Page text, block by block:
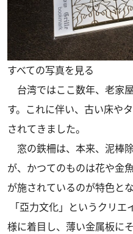
すべての写真を見る
台湾ではここ数年、老家
す。これに伴い、古い床や
されてきました。
窓の鉄柵は、本来、泥棒
が、かつてのものは花や金
が施されているのが特色と
「亞力文化」というクリ
様に着目し、薄い金属板に